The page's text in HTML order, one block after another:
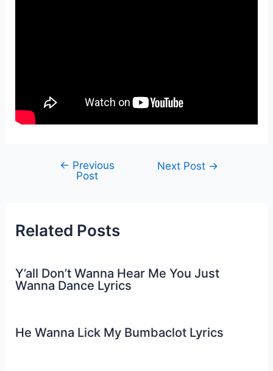
navigation
← Previous
Post
Next Post →
Related Posts
Y’all Don’t Wanna Hear Me You Just
Wanna Dance Lyrics
He Wanna Lick My Bumbaclot Lyrics